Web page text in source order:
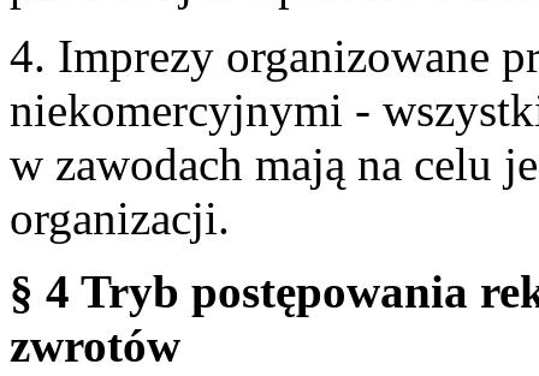
4. Imprezy organizowane
niekomercyjnymi -
w zawodach mają na celu
organizacji.
§ 4 Tryb postępowania
zwrotów